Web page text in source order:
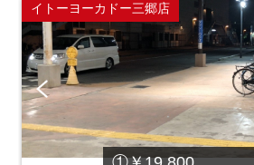
イトーヨーカドー三郷店
Pre
vio
us